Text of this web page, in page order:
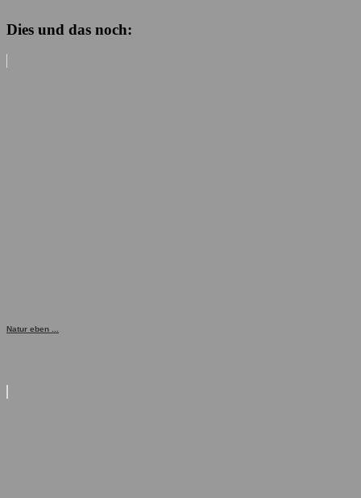
Dies und das noch:
Natur eben ...